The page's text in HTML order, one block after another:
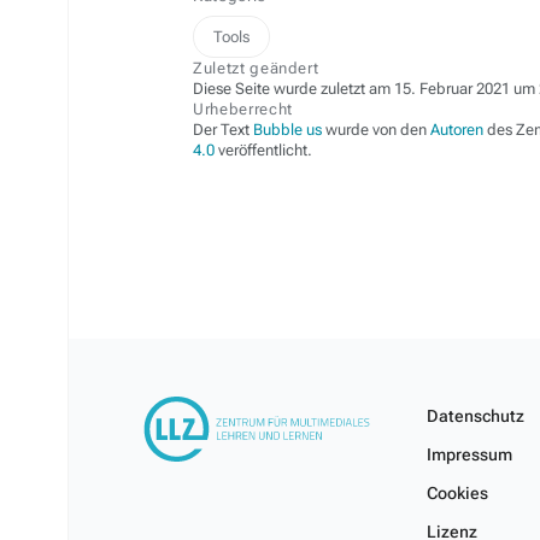
Tools
Zuletzt geändert
Diese Seite wurde zuletzt am 15. Februar 2021
Urheberrecht
Der Text Bubble us wurde von den Autoren des
4.0 veröffentlicht.
Datenschutz
Impressum
Cookies
Lizenz